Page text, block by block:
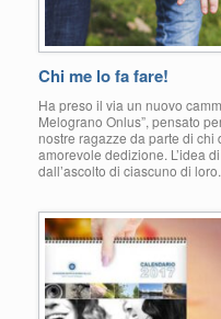
Chi me lo fa fare!
Ha preso il via un nuovo
Melograno Onlus”, pensato
nostre ragazze da parte di
amorevole dedizione. L’idea
dall’ascolto di ciascuno di